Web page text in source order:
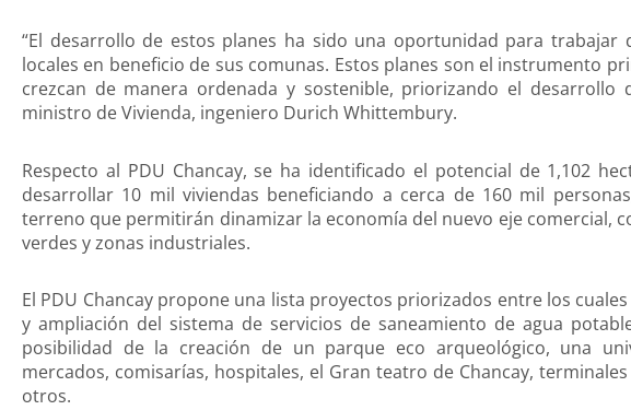
“El desarrollo de estos planes ha sido una oportunidad para trabajar
locales en beneficio de sus comunas. Estos planes son el instrumento
crezcan de manera ordenada y sostenible, priorizando el desarrollo
ministro de Vivienda, ingeniero Durich Whittembury.
Respecto al PDU Chancay, se ha identificado el potencial de 1,102
desarrollar 10 mil viviendas beneficiando a cerca de 160 mil
terreno que permitirán dinamizar la economía del nuevo eje comercial,
verdes y zonas industriales.
El PDU Chancay propone una lista proyectos priorizados entre los
y ampliación del sistema de servicios de saneamiento de agua
posibilidad de la creación de un parque eco arqueológico, una
mercados, comisarías, hospitales, el Gran teatro de Chancay,
otros.